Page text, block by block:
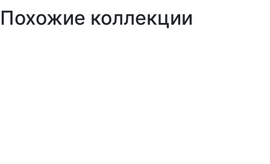
Похожие коллекции